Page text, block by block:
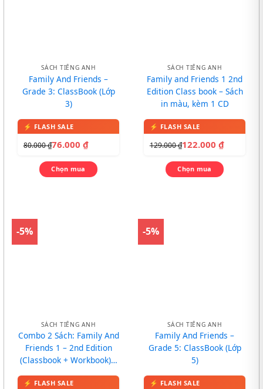
SÁCH TIẾNG ANH
Family And Friends –
Grade 3: ClassBook (Lớp
3)
80.000₫76.000 ₫
Chọn mua
SÁCH TIẾNG ANH
Family and Friends 1 2nd
Edition Class book – Sách
in màu, kèm 1 CD
129.000₫122.000 ₫
Chọn mua
-5%
SÁCH TIẾNG ANH
Combo 2 Sách: Family And
Friends 1 – 2nd Edition
(Classbook + Workbook) –
-5%
SÁCH TIẾNG ANH
Family And Friends –
Grade 5: ClassBook (Lớp
5)